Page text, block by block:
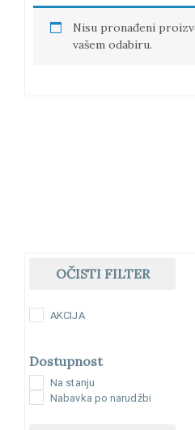
Nisu pronađeni
vašem odabiru.
OČISTI FILTER
AKCIJA
Dostupnost
Na stanju
Nabavka po narudžbi